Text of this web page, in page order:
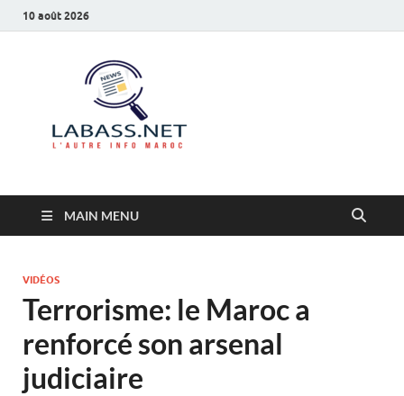
10 août 2026
MAIN MENU
VIDÉOS
Terrorisme: le Maroc a
renforcé son arsenal
judiciaire